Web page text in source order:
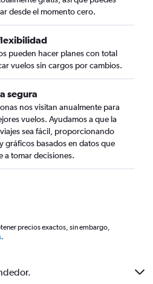
desde el momento cero.
pueden hacer planes con total
vuelos sin cargos por cambios.
segura
nos visitan anualmente para
vuelos. Ayudamos a que la
sea fácil, proporcionando
gráficos basados en datos que
a tomar decisiones.
precios exactos, sin embargo,
.